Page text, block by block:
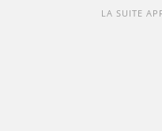
LA SUITE